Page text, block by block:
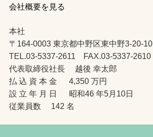
会社概要を見る
本社
〒164-0003 東京都中野区東中野3-20-10
TEL.03-5337-2611 FAX.03-5337-2610
代表取締役社長 越後 幸太郎
払 込 資 本 金 4,350 万円
設 立 年 月 日 昭和46 年5月10日
従業員数 142 名